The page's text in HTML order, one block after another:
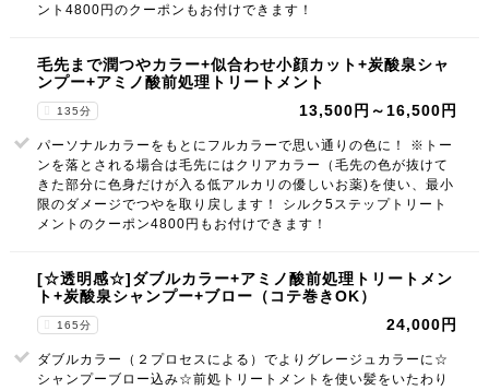
ント4800円のクーポンもお付けできます！
毛先まで潤つやカラー+似合わせ小顔カット+炭酸泉シャ
ンプー+アミノ酸前処理トリートメント
135分 13,500円～16,500円
パーソナルカラーをもとにフルカラーで思い通りの色に！ ※トー
ンを落とされる場合は毛先にはクリアカラー（毛先の色が抜けて
きた部分に色身だけが入る低アルカリの優しいお薬)を使い、最小
限のダメージでつやを取り戻します！ シルク5ステップトリート
メントのクーポン4800円もお付けできます！
[☆透明感☆]ダブルカラー+アミノ酸前処理トリートメン
ト+炭酸泉シャンプー+ブロー（コテ巻きOK）
165分 24,000円
ダブルカラー（２プロセスによる）でよりグレージュカラーに☆
シャンプーブロー込み☆前処トリートメントを使い髪をいたわり